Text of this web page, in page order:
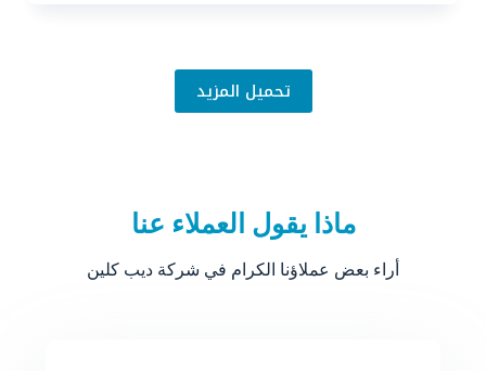
تحميل المزيد
ماذا يقول العملاء عنا
أراء بعض عملاؤنا الكرام في شركة ديب كلين